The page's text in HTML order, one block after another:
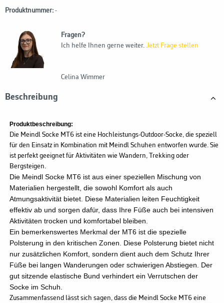
Produktnummer: -
Fragen?
Ich helfe Ihnen gerne weiter. Jetzt Frage stellen
Celina Wimmer
Beschreibung
Produktbeschreibung:
Die Meindl Socke MT6 ist eine Hochleistungs-Outdoor-Socke, die speziell
für den Einsatz in Kombination mit Meindl Schuhen entworfen wurde. Sie
ist perfekt geeignet für Aktivitäten wie Wandern, Trekking oder
Bergsteigen.
Die Meindl Socke MT6 ist aus einer speziellen Mischung von
Materialien hergestellt, die sowohl Komfort als auch
Atmungsaktivität bietet. Diese Materialien leiten Feuchtigkeit
effektiv ab und sorgen dafür, dass Ihre Füße auch bei intensiven
Aktivitäten trocken und komfortabel bleiben.
Ein bemerkenswertes Merkmal der MT6 ist die spezielle
Polsterung in den kritischen Zonen. Diese Polsterung bietet nicht
nur zusätzlichen Komfort, sondern dient auch dem Schutz Ihrer
Füße bei langen Wanderungen oder schwierigen Abstiegen. Der
gut sitzende elastische Bund verhindert ein Verrutschen der
Socke im Schuh.
Zusammenfassend lässt sich sagen, dass die Meindl Socke MT6 eine